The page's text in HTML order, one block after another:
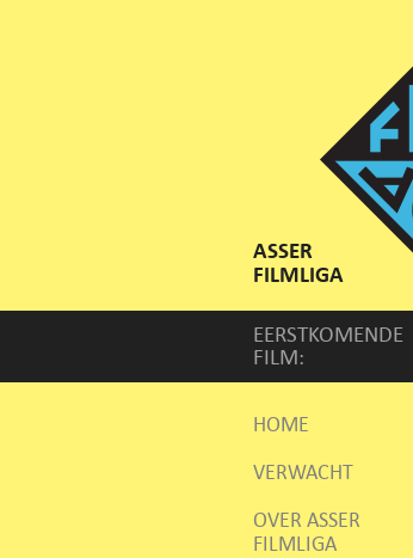
ASSER
FILMLIGA
EERSTKOMENDE
FILM:
HOME
VERWACHT
OVER ASSER
FILMLIGA